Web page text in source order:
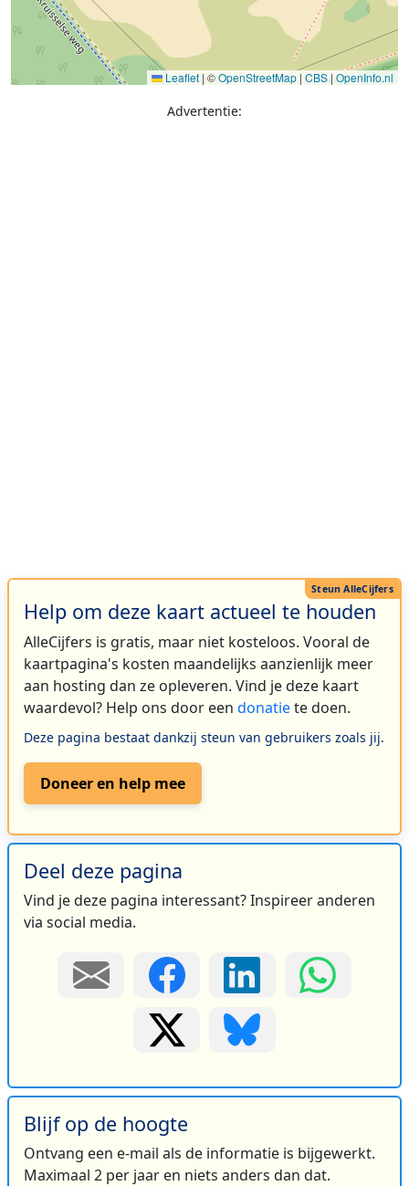
Leaflet | ©OpenStreetMap | CBS | OpenInfo.nl
Advertentie:
Help om deze kaart actueel te houden
AlleCijfers is gratis, maar niet kosteloos. Vooral de
kaartpagina's kosten maandelijks aanzienlijk meer
aan hosting dan ze opleveren. Vind je deze kaart
waardevol? Help ons door een donatiete doen.
Deze pagina bestaat dankzij steun van gebruikers zoals jij.
Doneer en help mee
Deel deze pagina
Vind je deze pagina interessant? Inspireer anderen
via social media.
Blijf op de hoogte
Ontvang een e-mail als de informatie is bijgewerkt.
Maximaal 2 per jaar en niets anders dan dat.